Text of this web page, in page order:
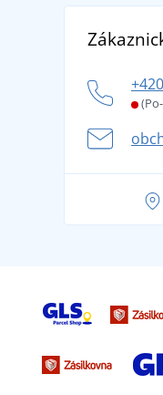
Vrácení zboží a
Potisk a výšivka
Věrnostní program
DobrýTextil pro
tradicí od roku 1976
Letní
se na dovolenou
+420